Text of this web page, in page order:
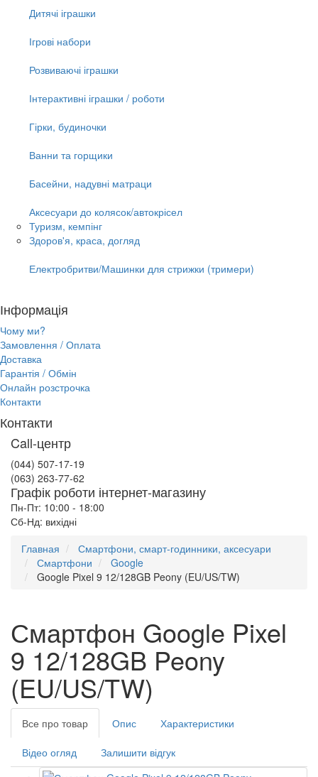
Дитячі іграшки
Ігрові набори
Розвиваючі іграшки
Інтерактивні іграшки / роботи
Гірки, будиночки
Ванни та горщики
Басейни, надувні матраци
Аксесуари до колясок/автокрісел
Туризм, кемпінг
Здоров'я, краса, догляд
Електробритви/Машинки для стрижки (тримери)
Інформація
Чому ми?
Замовлення / Оплата
Доставка
Гарантія / Обмін
Онлайн розстрочка
Контакти
Контакти
Call-центр
(044) 507-17-19
(063) 263-77-62
Графік роботи інтернет-магазину
Пн-Пт: 10:00 - 18:00
Сб-Нд: вихідні
Главная
Смартфони, смарт-годинники, аксесуари
Смартфони
Google
Google Pixel 9 12/128GB Peony (EU/US/TW)
Смартфон Google Pixel
9 12/128GB Peony
(EU/US/TW)
Все про товар Опис Характеристики
Відео огляд Залишити відгук